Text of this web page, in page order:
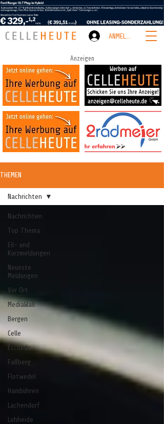
ANMELDEN
Anzeigen
THEMEN
Nachrichten
Top Thema
Eil- und
Kurzmeldungen
Neueste
Meldungen
Vor Ort
MediaWall
Bergen
Celle
Eschede
Faßberg
Flotwedel
Hambühren
Lachendorf
Lohheide
Nachrichten